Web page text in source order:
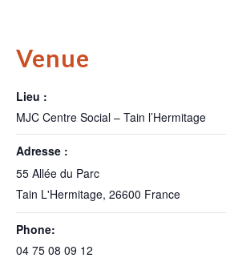
Venue
Lieu :
MJC Centre Social – Tain l’Hermitage
Adresse :
55 Allée du Parc
Tain L'Hermitage, 26600 France
Phone:
04 75 08 09 12